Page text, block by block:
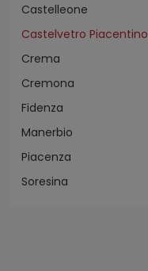
Castelleone
Castelvetro Piacentino
Crema
Cremona
Fidenza
Manerbio
Piacenza
Soresina